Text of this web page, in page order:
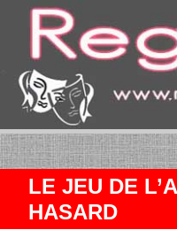
LE JEU DE
HASARD